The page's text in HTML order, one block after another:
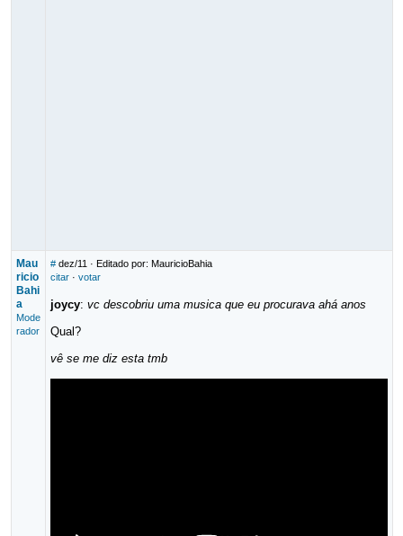
Mau
ricio
Bahi
a
Mode
rador
# dez/11 · Editado por: MauricioBahia
citar· votar
joycy: vc descobriu uma musica que eu procurava ahá anos
Qual?
vê se me diz esta tmb